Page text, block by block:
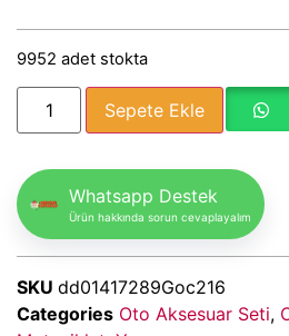
9952 adet stokta
Sepete Ekle
Whatsapp Destek
Ürün hakkında sorun cevaplayalım
SKU dd01417289Goc216
Categories Oto Aksesuar Seti,